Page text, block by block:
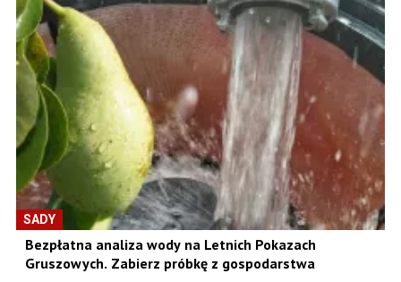
SADY
Bezpłatna analiza wody na Letnich Pokazach
Gruszowych. Zabierz próbkę z gospodarstwa